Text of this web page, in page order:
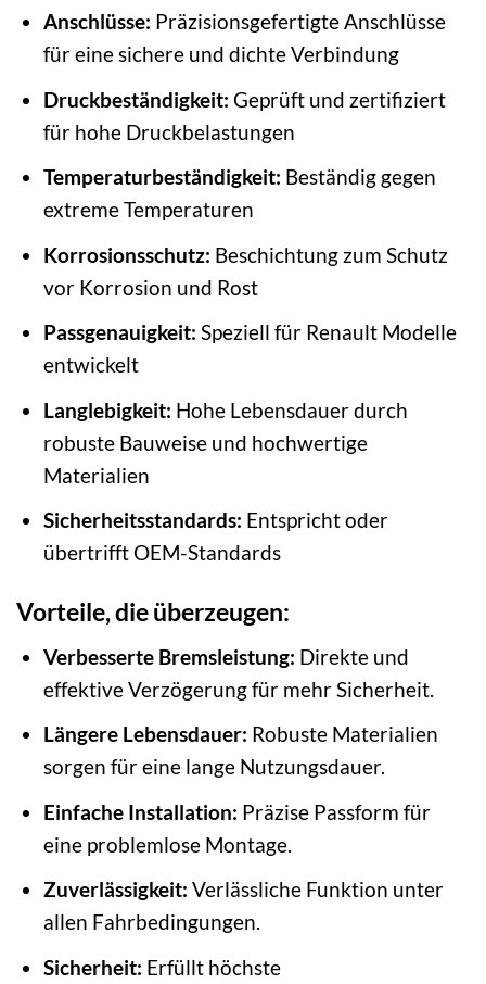
Anschlüsse: Präzisionsgefertigte Anschlüsse
für eine sichere und dichte Verbindung
Druckbeständigkeit: Geprüft und zertifiziert
für hohe Druckbelastungen
Temperaturbeständigkeit: Beständig gegen
extreme Temperaturen
Korrosionsschutz: Beschichtung zum Schutz
vor Korrosion und Rost
Passgenauigkeit: Speziell für Renault Modelle
entwickelt
Langlebigkeit: Hohe Lebensdauer durch
robuste Bauweise und hochwertige
Materialien
Sicherheitsstandards: Entspricht oder
übertrifft OEM-Standards
Vorteile, die überzeugen:
Verbesserte Bremsleistung: Direkte und
effektive Verzögerung für mehr Sicherheit.
Längere Lebensdauer: Robuste Materialien
sorgen für eine lange Nutzungsdauer.
Einfache Installation: Präzise Passform für
eine problemlose Montage.
Zuverlässigkeit: Verlässliche Funktion unter
allen Fahrbedingungen.
Sicherheit: Erfüllt höchste